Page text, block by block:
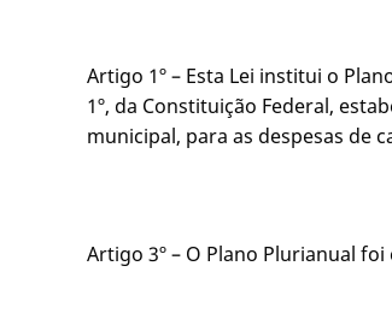
Artigo 1º – Esta Lei institui o
1º, da Constituição Federal,
municipal, para as despesas de
Artigo 3º – O Plano Plurianual